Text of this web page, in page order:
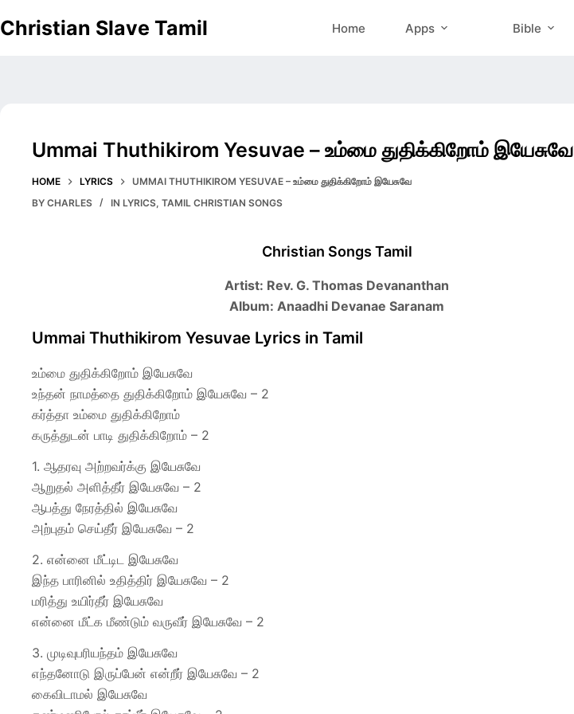
to
Christian Slave Tamil Home Apps Bible
Ummai Thuthikirom Yesuvae – உம்மை துதிக்கிறோம் இயேசுவே
HOME LYRICS
UMMAI THUTHIKIROM YESUVAE – உம்மை துதிக்கிறோம் இயேசுவே
BY CHARLES IN LYRICS,TAMIL CHRISTIAN SONGS
Christian Songs Tamil
Artist: Rev. G. Thomas Devananthan
Album: Anaadhi Devanae Saranam
Ummai Thuthikirom Yesuvae Lyrics in Tamil
உம்மை துதிக்கிறோம் இயேசுவே
உந்தன் நாமத்தை துதிக்கிறோம் இயேசுவே – 2
கர்த்தா உம்மை துதிக்கிறோம்
கருத்துடன் பாடி துதிக்கிறோம் – 2
1. ஆதரவு அற்றவர்க்கு இயேசுவே
ஆறுதல் அளித்தீர் இயேசுவே – 2
ஆபத்து நேரத்தில் இயேசுவே
அற்புதம் செய்தீர் இயேசுவே – 2
2. என்னை மீட்டிட இயேசுவே
இந்த பாரினில் உதித்திர் இயேசுவே – 2
மரித்து உயிர்தீர் இயேசுவே
என்னை மீட்க மீண்டும் வருவீர் இயேசுவே – 2
3. முடிவுபரியந்தம் இயேசுவே
எந்தனோடு இருப்பேன் என்றீர் இயேசுவே – 2
கைவிடாமல் இயேசுவே